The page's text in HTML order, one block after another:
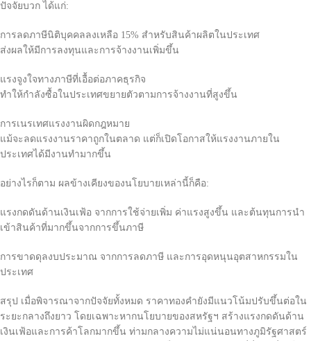
ปัจจัยบวก ได้แก่:
การลดภาษีนิติบุคคลลงเหลือ 15% สำหรับสินค้าผลิตในประเทศ
ส่งผลให้มีการลงทุนและการจ้างงานเพิ่มขึ้น
แรงจูงใจทางภาษีที่เอื้อต่อภาคธุรกิจ
ทำให้กำลังซื้อในประเทศขยายตัวตามการจ้างงานที่สูงขึ้น
การเนรเทศแรงงานผิดกฎหมาย
แม้จะลดแรงงานราคาถูกในตลาด แต่ก็เปิดโอกาสให้แรงงานภายใน
ประเทศได้มีงานทำมากขึ้น
อย่างไรก็ตาม ผลข้างเคียงของนโยบายเหล่านี้ก็คือ:
แรงกดดันด้านเงินเฟ้อ จากการใช้จ่ายเพิ่ม ค่าแรงสูงขึ้น และต้นทุนการนำ
เข้าสินค้าที่มากขึ้นจากการขึ้นภาษี
การขาดดุลงบประมาณ จากการลดภาษี และการอุดหนุนอุตสาหกรรมใน
ประเทศ
สรุป เมื่อพิจารณาจากปัจจัยทั้งหมด ราคาทองคำยังมีแนวโน้มปรับขึ้นต่อใน
ระยะกลางถึงยาว โดยเฉพาะหากนโยบายของสหรัฐฯ สร้างแรงกดดันด้าน
เงินเฟ้อและการค้าโลกมากขึ้น ท่ามกลางความไม่แน่นอนทางภูมิรัฐศาสตร์